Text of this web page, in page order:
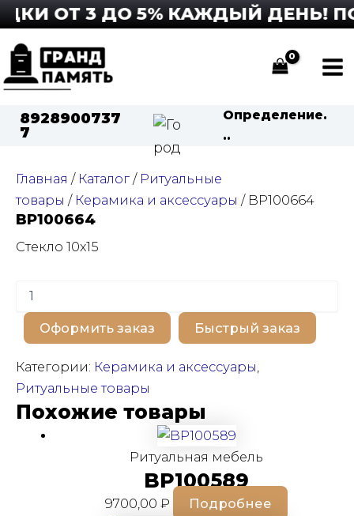
Перейти
к
содержимому
ОТ 3 ДО 5% КАЖДЫЙ ДЕНЬ!
8928900737
7
Определение.
..
Главная / Каталог / Ритуальные
товары / Керамика и аксессуары / BP100664
BP100664
Стекло 10х15
Количество
товара
BP100664
Оформить заказ Быстрый заказ
Категории: Керамика и аксессуары,
Ритуальные товары
Похожие товары
Ритуальная мебель
BP100589
9700,00₽ Подробнее